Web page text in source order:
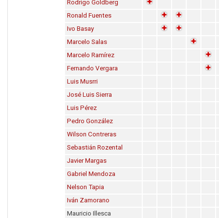
Rodrigo Goldberg
Ronald Fuentes
Ivo Basay
Marcelo Salas
Marcelo Ramírez
Fernando Vergara
Luis Musrri
José Luis Sierra
Luis Pérez
Pedro González
Wilson Contreras
Sebastián Rozental
Javier Margas
Gabriel Mendoza
Nelson Tapia
Iván Zamorano
Mauricio Illesca